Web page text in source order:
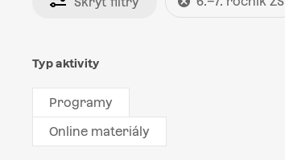
Typ aktivity
Programy
Online materiály